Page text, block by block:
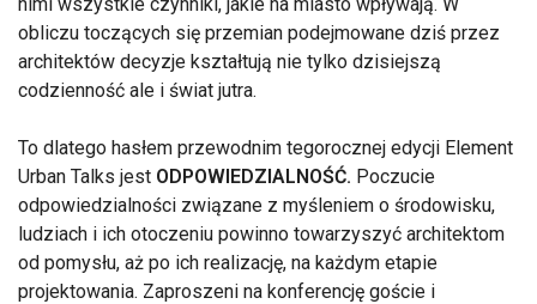
obliczu toczących się przemian podejmowane dziś przez
architektów decyzje kształtują nie tylko dzisiejszą
codzienność ale i świat jutra.
To dlatego hasłem przewodnim tegorocznej edycji Element
Urban Talks jest ODPOWIEDZIALNOŚĆ. Poczucie
odpowiedzialności związane z myśleniem o środowisku,
ludziach i ich otoczeniu powinno towarzyszyć architektom
od pomysłu, aż po ich realizację, na każdym etapie
projektowania. Zaproszeni na konferencję goście i